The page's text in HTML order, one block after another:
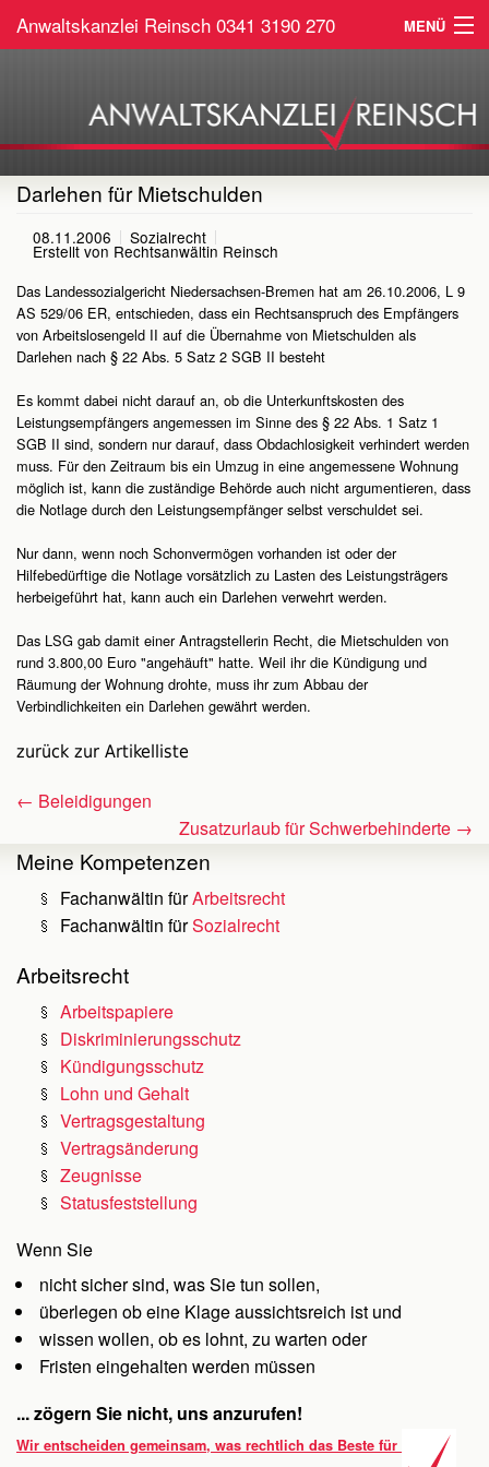
Anwaltskanzlei Reinsch 0341 3190 270 MENÜ
Arbeitsrecht
Sozialrecht
Darlehen für Mietschulden
08.11.2006 Sozialrecht
Erstellt von Rechtsanwältin Reinsch
Das Landessozialgericht Niedersachsen-Bremen hat am 26.10.2006, L 9
AS 529/06 ER, entschieden, dass ein Rechtsanspruch des Empfängers
von Arbeitslosengeld II auf die Übernahme von Mietschulden als
Darlehen nach § 22 Abs. 5 Satz 2 SGB II besteht
Es kommt dabei nicht darauf an, ob die Unterkunftskosten des
Leistungsempfängers angemessen im Sinne des § 22 Abs. 1 Satz 1
SGB II sind, sondern nur darauf, dass Obdachlosigkeit verhindert werden
muss. Für den Zeitraum bis ein Umzug in eine angemessene Wohnung
möglich ist, kann die zuständige Behörde auch nicht argumentieren, dass
die Notlage durch den Leistungsempfänger selbst verschuldet sei.
Nur dann, wenn noch Schonvermögen vorhanden ist oder der
Hilfebedürftige die Notlage vorsätzlich zu Lasten des Leistungsträgers
herbeigeführt hat, kann auch ein Darlehen verwehrt werden.
Das LSG gab damit einer Antragstellerin Recht, die Mietschulden von
rund 3.800,00 Euro "angehäuft" hatte. Weil ihr die Kündigung und
Räumung der Wohnung drohte, muss ihr zum Abbau der
Verbindlichkeiten ein Darlehen gewährt werden.
zurück zur Artikelliste
← Beleidigungen
Zusatzurlaub für Schwerbehinderte →
Meine Kompetenzen
Fachanwältin fürArbeitsrecht
Fachanwältin fürSozialrecht
Arbeitsrecht
Arbeitspapiere
Diskriminierungsschutz
Kündigungsschutz
Lohn und Gehalt
Vertragsgestaltung
Vertragsänderung
Zeugnisse
Statusfeststellung
Wenn Sie
nicht sicher sind, was Sie tun sollen,
überlegen ob eine Klage aussichtsreich ist und
wissen wollen, ob es lohnt, zu warten oder
Fristen eingehalten werden müssen
... zögern Sie nicht, uns anzurufen!
Wir entscheiden gemeinsam, was rechtlich das Beste für Sie ist.